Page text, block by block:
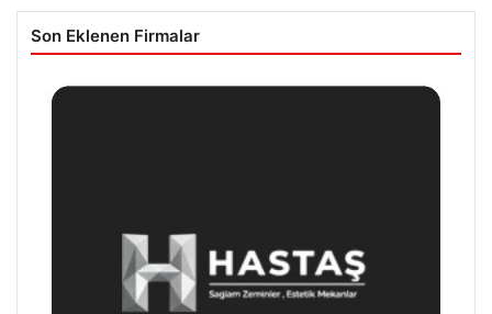
Son Eklenen Firmalar